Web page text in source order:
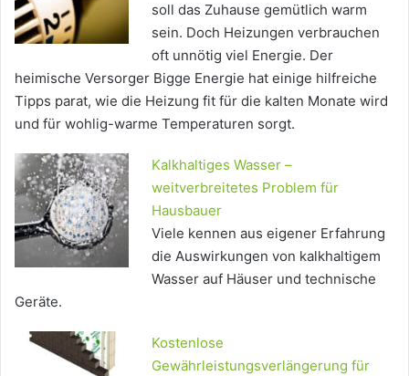
soll das Zuhause gemütlich warm
sein. Doch Heizungen verbrauchen
oft unnötig viel Energie. Der
heimische Versorger Bigge Energie hat einige hilfreiche
Tipps parat, wie die Heizung fit für die kalten Monate wird
und für wohlig-warme Temperaturen sorgt.
Kalkhaltiges Wasser –
weitverbreitetes Problem für
Hausbauer
Viele kennen aus eigener Erfahrung
die Auswirkungen von kalkhaltigem
Wasser auf Häuser und technische
Geräte.
Kostenlose
Gewährleistungsverlängerung für